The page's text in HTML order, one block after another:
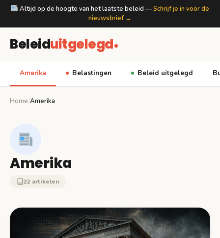
Altijd op de hoogte van het laatste beleid —Schrijf je in voor de
nieuwsbrief →
Beleiduitgelegd
Amerika Belastingen Beleid uitgelegd
Home Amerika
Amerika
22 artikelen